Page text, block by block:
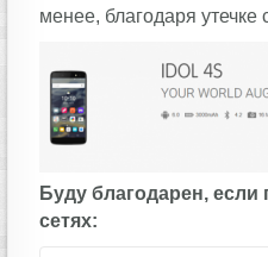
менее, благодаря
Буду благодарен, если
сетях: